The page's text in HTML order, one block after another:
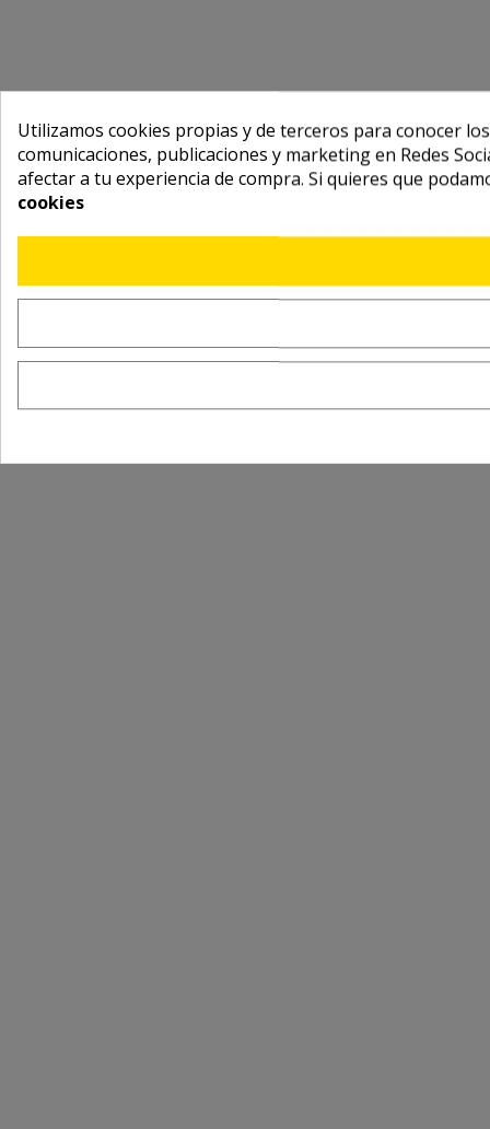
Utilizamos cookies propias y de terceros para conocer
comunicaciones, publicaciones y marketing en Redes
afectar a tu experiencia de compra. Si quieres que
cookies